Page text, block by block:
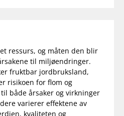
ressurs, og måten den blir
til miljøendringer.
fruktbar jordbruksland,
risikoen for flom og
både årsaker og virkninger
varierer effektene av
kvaliteten og